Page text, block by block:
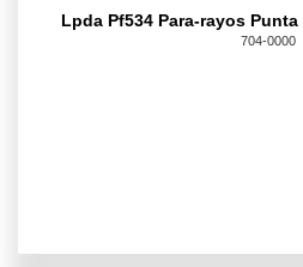
Lpda Pf534 Para-rayos
704-0000